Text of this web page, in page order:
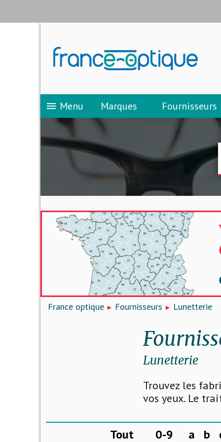
menu Menu Marques Fournisseurs
France optique Fournisseurs Lunetterie
Lunetterie
Trouvez les
vos yeux. Le
Tout 0-9 a b